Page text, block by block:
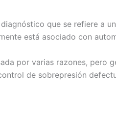
que se refiere a
está asociado con
por varias razones, pero
de sobrepresión